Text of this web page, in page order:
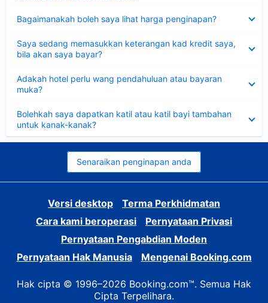
Bagaimanakah boleh saya lihat harga penginapan?
Saya sedang memasukkan keterangan kad kredit saya,
bila akan saya bayar?
Adakah hotel perlu wang pendahuluan atau bayaran
muka?
Bolehkah saya dapatkan katil atau katil bayi tambahan
untuk kanak-kanak?
Senaraikan penginapan anda
Versi desktop
Terma Perkhidmatan
Cara kami beroperasi
Pernyataan Privasi
Pernyataan Pengabdian Moden
Pernyataan Hak Manusia
Mengenai Booking.com
Hak cipta © 1996–2026 Booking.com™. Semua Hak
Cipta Terpelihara.